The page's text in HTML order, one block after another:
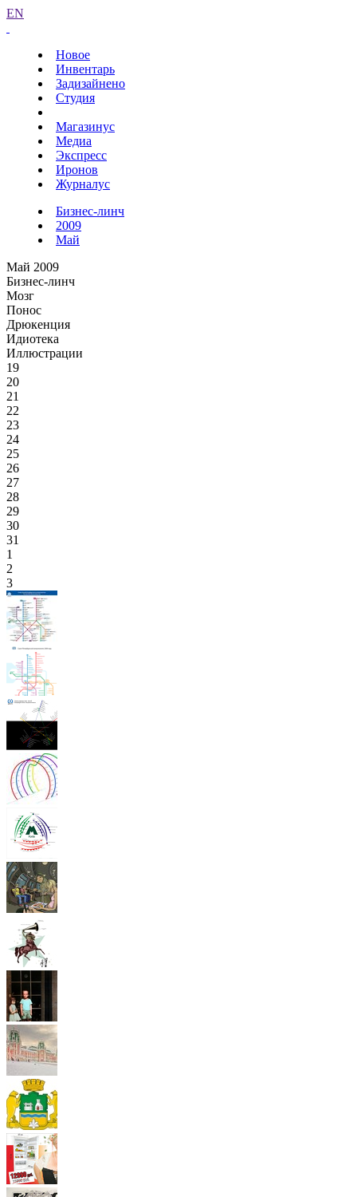
EN
Новое
Инвентарь
Задизайнено
Студия
Магазинус
Медиа
Экспресс
Иронов
Журналус
Бизнес-линч
2009
Май
Май 2009
Бизнес-линч
Мозг
Понос
Дрюкенция
Идиотека
Иллюстрации
19
20
21
22
23
24
25
26
27
28
29
30
31
1
2
3